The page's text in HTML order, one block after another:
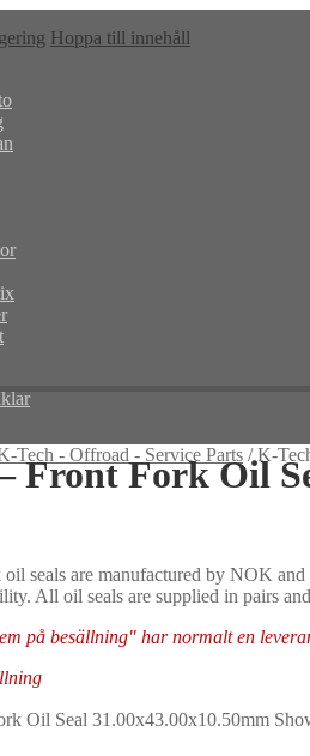
Hoppa till innehåll
Tech - Offroad - Service Parts /K-
Front Fork Oil
seals are manufactured by NOK and
All oil seals are supplied in pairs
på besällning" har normalt en
Oil Seal 31.00x43.00x10.50mm